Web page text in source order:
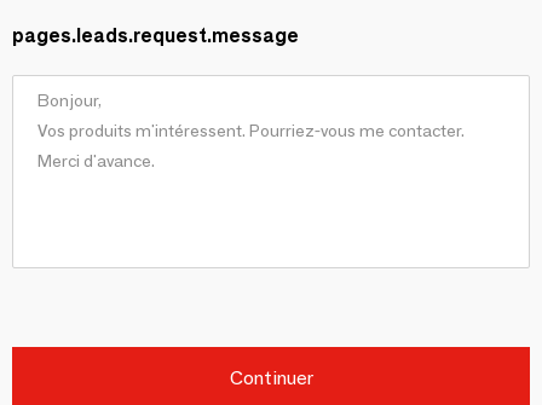
pages.leads.request.message
Continuer